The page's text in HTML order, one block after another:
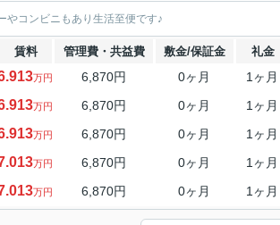
やコンビニもあり生活至便です♪
賃料 管理費・共益費 敷金/保証金 礼金
万円 6,870円 0ヶ月 1ヶ月
万円 6,870円 0ヶ月 1ヶ月
万円 6,870円 0ヶ月 1ヶ月
万円 6,870円 0ヶ月 1ヶ月
万円 6,870円 0ヶ月 1ヶ月